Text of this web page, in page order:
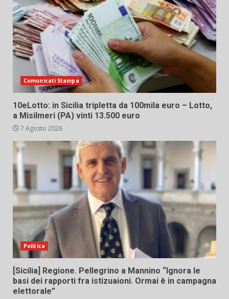
Comunicati Stampa
10eLotto: in Sicilia tripletta da 100mila euro – Lotto,
a Misilmeri (PA) vinti 13.500 euro
7 Agosto 2026
Politica
[Sicilia] Regione. Pellegrino a Mannino “Ignora le
basi dei rapporti fra istizuaioni. Ormai è in campagna
elettorale”